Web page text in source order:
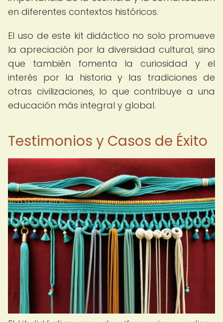
en diferentes contextos históricos.
El uso de este kit didáctico no solo promueve
la apreciación por la diversidad cultural, sino
que también fomenta la curiosidad y el
interés por la historia y las tradiciones de
otras civilizaciones, lo que contribuye a una
educación más integral y global.
Testimonios y Casos de Éxito